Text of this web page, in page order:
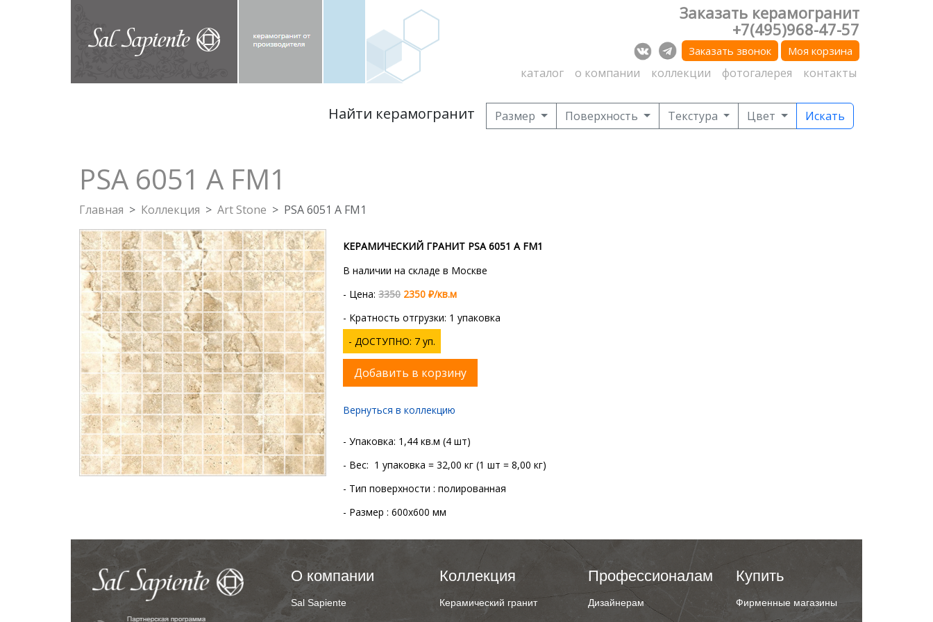
каталог о компании коллекции фотогалерея контакты
Заказать керамогранит
+7(495)968-47-57
Заказать звонок Моя корзина
Найти керамогранит Размер Поверхность Текстура Цвет Искать
PSA 6051 A FM1
Главная Коллекция Art Stone PSA 6051 A FM1
КЕРАМИЧЕСКИЙ ГРАНИТ PSA 6051 A FM1
В наличии на складе в Москве
- Цена: 3350 2350 ₽/кв.м
- Кратность отгрузки: 1 упаковка
- ДОСТУПНО: 7 уп.
Добавить в корзину
Вернуться в коллекцию
- Упаковка: 1,44 кв.м (4 шт)
- Вес: 1 упаковка = 32,00 кг (1 шт = 8,00 кг)
- Тип поверхности : полированная
- Размер : 600x600 мм
О компании
Sal Sapiente
Коллекция
Керамический гранит
Профессионалам
Дизайнерам
Купить
Фирменные магазины